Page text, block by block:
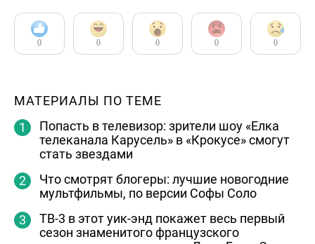
0 0 0 0 0
МАТЕРИАЛЫ ПО ТЕМЕ
Попасть в телевизор: зрители шоу «Елка
телеканала Карусель» в «Крокусе» смогут
стать звездами
Что смотрят блогеры: лучшие новогодние
мультфильмы, по версии Софы Соло
ТВ-3 в этот уик-энд покажет весь первый
сезон знаменитого французского